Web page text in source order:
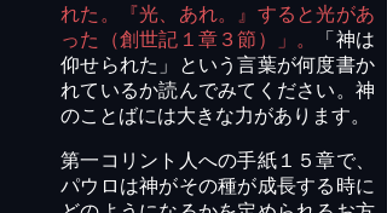
れた。『光、あれ。』すると光があ
った（創世記１章３節）」。
「神は
仰せられた」という言葉が何度書か
れているか読んでみてください。神
のことばには大きな力があります。
第一コリント人への手紙１５章で、
パウロは神がその種が成長する時に